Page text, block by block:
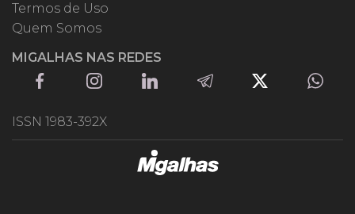
Termos de Uso
Quem Somos
MIGALHAS NAS REDES
ISSN 1983-392X